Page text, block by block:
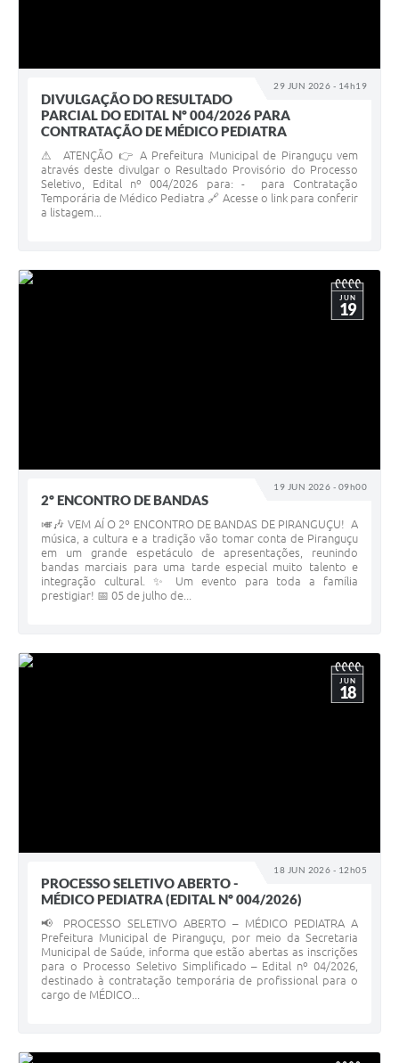
29 JUN 2026 - 14h19
DIVULGAÇÃO DO RESULTADO
PARCIAL DO EDITAL Nº 004/2026 PARA
CONTRATAÇÃO DE MÉDICO PEDIATRA
⚠ ATENÇÃO 👉 A Prefeitura Municipal de Piranguçu vem
através deste divulgar o Resultado Provisório do Processo
Seletivo, Edital nº 004/2026 para: - para Contratação
Temporária de Médico Pediatra 🔗 Acesse o link para conferir
a listagem...
19 JUN 2026 - 09h00
JUN
19
2º ENCONTRO DE BANDAS
🎺🎶 VEM AÍ O 2º ENCONTRO DE BANDAS DE PIRANGUÇU! A
música, a cultura e a tradição vão tomar conta de Piranguçu
em um grande espetáculo de apresentações, reunindo
bandas marciais para uma tarde especial muito talento e
integração cultural. ✨ Um evento para toda a família
prestigiar! 📅 05 de julho de...
18 JUN 2026 - 12h05
JUN
18
PROCESSO SELETIVO ABERTO -
MÉDICO PEDIATRA (EDITAL Nº 004/2026)
📢 PROCESSO SELETIVO ABERTO – MÉDICO PEDIATRA A
Prefeitura Municipal de Piranguçu, por meio da Secretaria
Municipal de Saúde, informa que estão abertas as inscrições
para o Processo Seletivo Simplificado – Edital nº 04/2026,
destinado à contratação temporária de profissional para o
cargo de MÉDICO...